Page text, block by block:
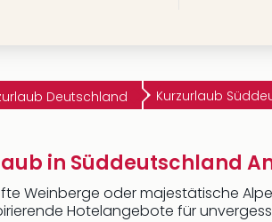
Deutschland Kurzurlaub
in Süddeutschland
Weinberge oder majestätische
Hotelangebote für